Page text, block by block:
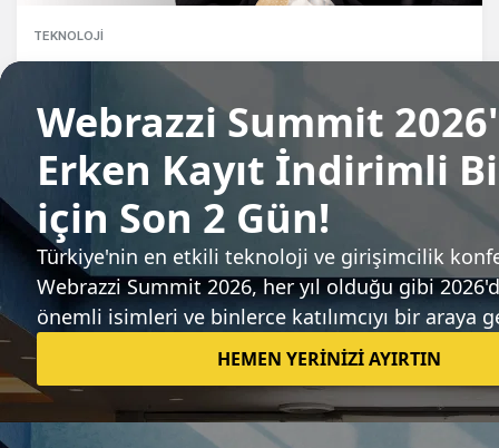
TEKNOLOJI
Google'ın eski CEO'su Eric Schmidt,
Relativity Space'in başına geçti
Sıradaki haber